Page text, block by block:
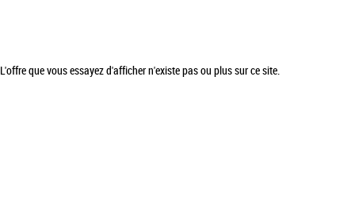
L'offre que vous essayez d'afficher n'existe pas ou plus sur ce site.